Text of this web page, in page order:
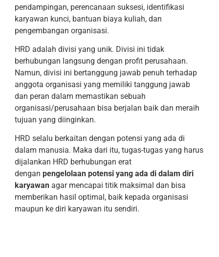
pendampingan, perencanaan suksesi, identifikasi
karyawan kunci, bantuan biaya kuliah, dan
pengembangan organisasi.
HRD adalah divisi yang unik. Divisi ini tidak
berhubungan langsung dengan profit perusahaan.
Namun, divisi ini bertanggung jawab penuh terhadap
anggota organisasi yang memiliki tanggung jawab
dan peran dalam memastikan sebuah
organisasi/perusahaan bisa berjalan baik dan meraih
tujuan yang diinginkan.
HRD selalu berkaitan dengan potensi yang ada di
dalam manusia. Maka dari itu, tugas-tugas yang harus
dijalankan HRD berhubungan erat
dengan pengelolaan potensi yang ada di dalam diri
karyawan agar mencapai titik maksimal dan bisa
memberikan hasil optimal, baik kepada organisasi
maupun ke diri karyawan itu sendiri.